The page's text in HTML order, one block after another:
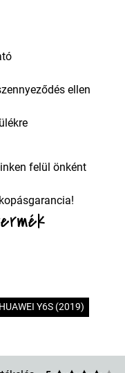
ellen
felül önként
HUAWEI Y6S (2019)